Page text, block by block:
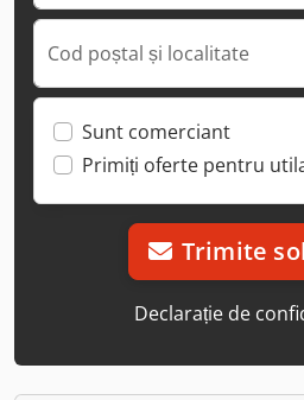
Cod poștal și localitate
Sunt comerciant
Primiți oferte pentru
Trimite
Declarație de